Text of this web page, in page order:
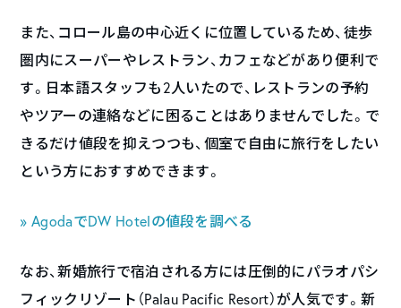
また、コロール島の中心近くに位置しているため、徒歩
圏内にスーパーやレストラン、カフェなどがあり便利で
す。日本語スタッフも2人いたので、レストランの予約
やツアーの連絡などに困ることはありませんでした。で
きるだけ値段を抑えつつも、個室で自由に旅行をしたい
という方におすすめできます。
» AgodaでDW Hotelの値段を調べる
なお、新婚旅行で宿泊される方には圧倒的にパラオパシ
フィックリゾート（Palau Pacific Resort）が人気です。新